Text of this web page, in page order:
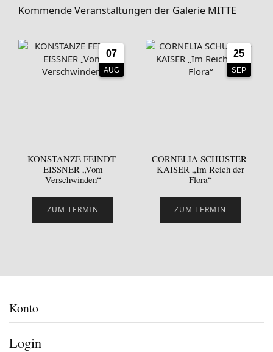
Kommende Veranstaltungen der Galerie MITTE
07
AUG
KONSTANZE FEINDT-
EISSNER „Vom
Verschwinden“
ZUM TERMIN
25
SEP
CORNELIA SCHUSTER-
KAISER „Im Reich der
Flora“
ZUM TERMIN
Konto
Login